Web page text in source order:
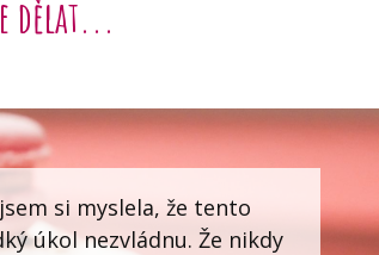
dělat...
si myslela, že tento
úkol nezvládnu. Že nikdy